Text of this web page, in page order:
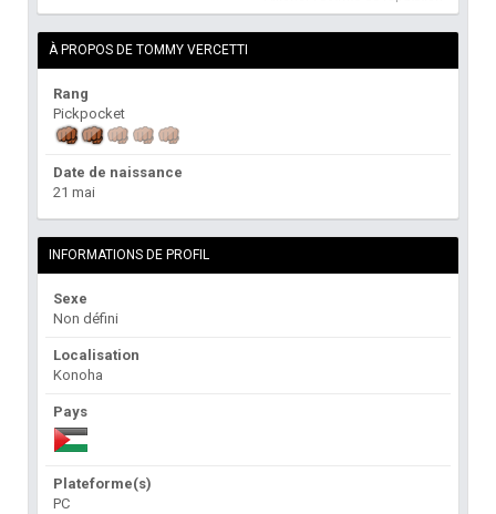
À PROPOS DE TOMMY VERCETTI
Rang
Pickpocket
Date de naissance
21 mai
INFORMATIONS DE PROFIL
Sexe
Non défini
Localisation
Konoha
Pays
Plateforme(s)
PC